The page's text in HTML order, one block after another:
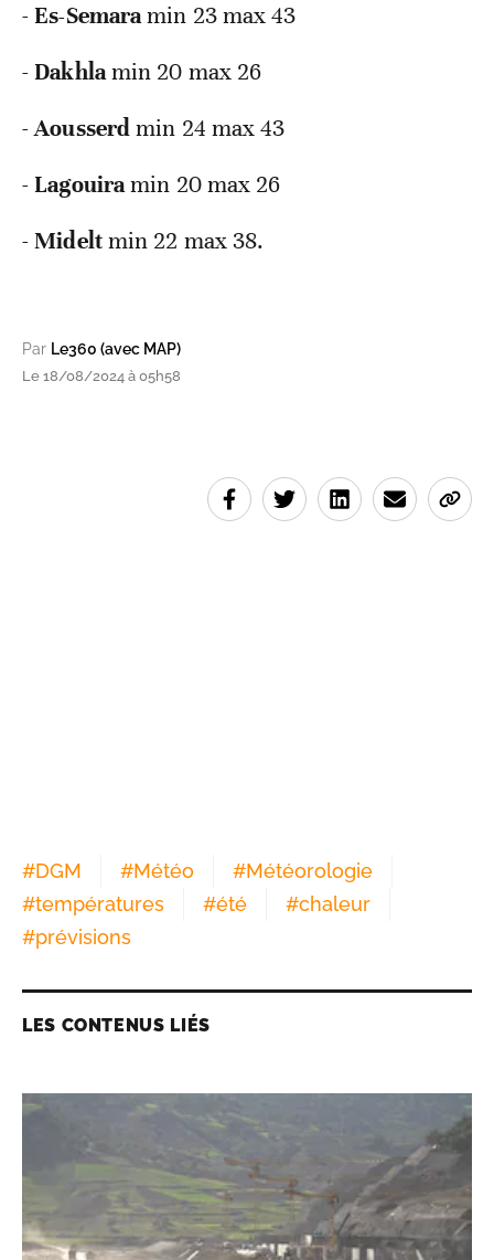
-Es-Semaramin 23 max 43
-Dakhlamin 20 max 26
-Aousserdmin 24 max 43
-Lagouiramin 20 max 26
-Mideltmin 22 max 38.
Par Le360 (avec MAP)
Le 18/08/2024 à 05h58
#DGM #Météo #Météorologie
#températures #été #chaleur
#prévisions
LES CONTENUS LIÉS